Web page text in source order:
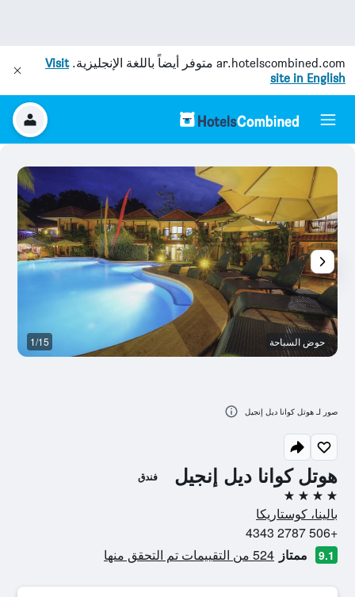
ar.hotelscombined.com متوفر أيضاً باللغة الإنجليزية.Visit
site in English
هوتل كوانا ديل إنجيل فندق
4 نجوم
بالينا، كوستاريكا
+506 2787 4343
9.1 ممتاز 524 من التقييمات تم التحقق منها
حوض السباحة 1/15
صور لـ هوتل كوانا ديل إنجيل